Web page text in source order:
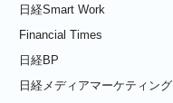
日経Smart Work
Financial Times
日経BP
日経メディアマーケティング